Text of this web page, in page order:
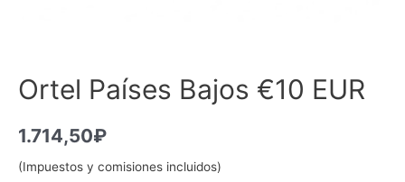
Ortel Países Bajos €10 EUR
1.714,50₽
(Impuestos y comisiones incluidos)